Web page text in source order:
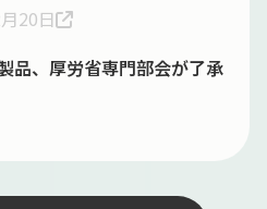
20日
品、厚労省専門部会が了承